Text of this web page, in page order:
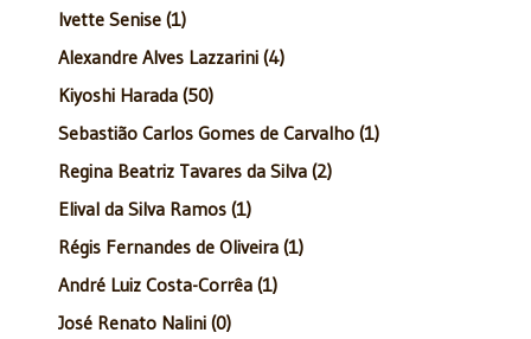
Ivette Senise (1)
Alexandre Alves Lazzarini (4)
Kiyoshi Harada (50)
Sebastião Carlos Gomes de Carvalho (1)
Regina Beatriz Tavares da Silva (2)
Elival da Silva Ramos (1)
Régis Fernandes de Oliveira (1)
André Luiz Costa-Corrêa (1)
José Renato Nalini (0)